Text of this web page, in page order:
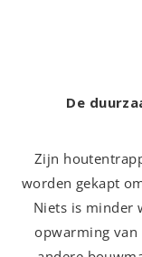
De
Zijn
worden gekapt
Niets is minder
opwarming van